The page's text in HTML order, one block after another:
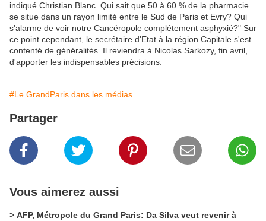
indiqué Christian Blanc. Qui sait que 50 à 60 % de la pharmacie
se situe dans un rayon limité entre le Sud de Paris et Evry? Qui
s'alarme de voir notre Cancéropole complétement asphyxié?" Sur
ce point cependant, le secrétaire d'Etat à la région Capitale s'est
contenté de généralités. Il reviendra à Nicolas Sarkozy, fin avril,
d'apporter les indispensables précisions.
#Le GrandParis dans les médias
Partager
Vous aimerez aussi
> AFP, Métropole du Grand Paris: Da Silva veut revenir à